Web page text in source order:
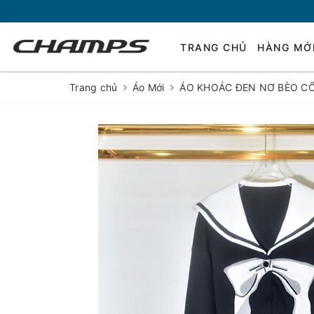
TRANG CHỦ HÀNG
Trang chủ Áo Mới ÁO KHOÁC ĐEN NƠ BÈO